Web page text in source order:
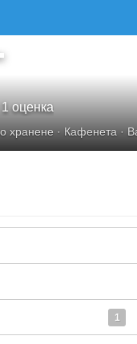
оценка
хранене · Кафенета ·
1